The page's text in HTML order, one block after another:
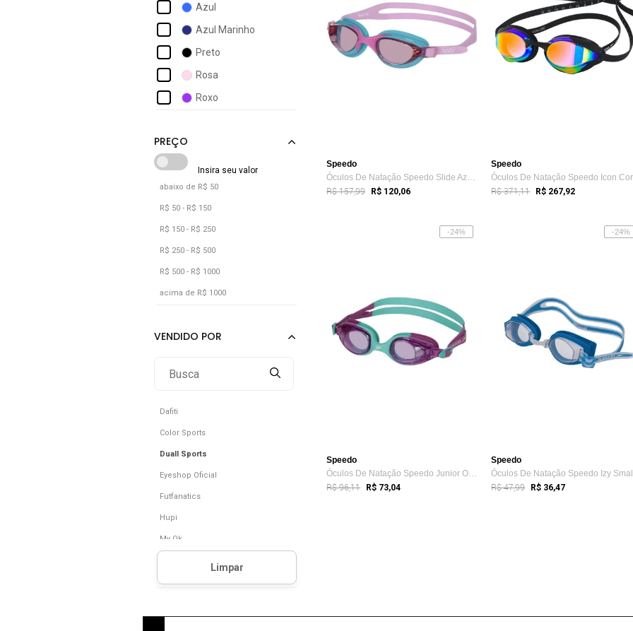
Azul
Azul Marinho
Preto
Rosa
Roxo
abaixo de R$ 50
R$ 50 - R$ 150
R$ 150 - R$ 250
R$ 250 - R$ 500
R$ 500 - R$ 1000
acima de R$ 1000
Dafiti
Color Sports
Duall Sports
Eyeshop Oficial
Futfanatics
Hupi
My Ok
Speedo
Óculos De Natação Speedo Slide Azul Céu/...
R$ 157,99 R$ 120,06
Speedo
R$ 371,11 R$ 267,92
-24%
Speedo
Óculos De Natação Speedo Junior Olympic ...
R$ 96,11 R$ 73,04
-24%
Speedo
R$ 47,99 R$ 36,47